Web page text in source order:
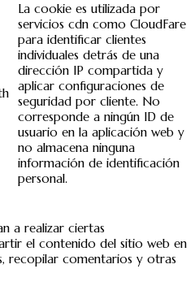
La cookie es utilizada por
servicios cdn como CloudFare
para identificar clientes
individuales detrás de una
dirección IP compartida y
aplicar configuraciones de
seguridad por cliente. No
corresponde a ningún ID de
usuario en la aplicación web y
no almacena ninguna
información de identificación
personal.
a realizar ciertas
el contenido del sitio web en
recopilar comentarios y otras